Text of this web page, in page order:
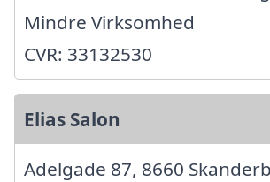
Mindre Virksomhed
CVR: 33132530
Elias Salon
Adelgade 87, 8660